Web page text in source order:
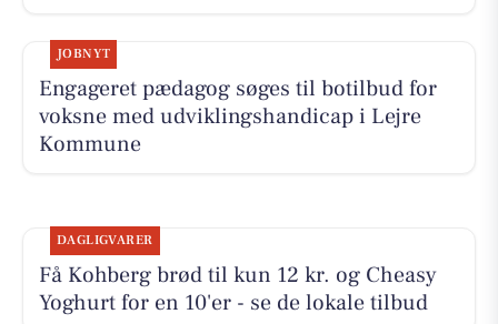
JOBNYT
Engageret pædagog søges til botilbud for
voksne med udviklingshandicap i Lejre
Kommune
DAGLIGVARER
Få Kohberg brød til kun 12 kr. og Cheasy
Yoghurt for en 10'er - se de lokale tilbud